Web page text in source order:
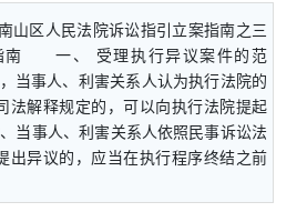
山区人民法院诉讼指引立案指南之三
南 一、 受理执行异议案件的范
事人、利害关系人认为执行法院的
法解释规定的，可以向执行法院提起
事人、利害关系人依照民事诉讼法
出异议的，应当在执行程序终结之前